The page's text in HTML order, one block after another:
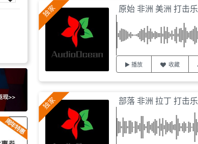
(8)
原始 非洲 美洲 打击乐
播放 收藏
部落 非洲 拉丁 打击乐